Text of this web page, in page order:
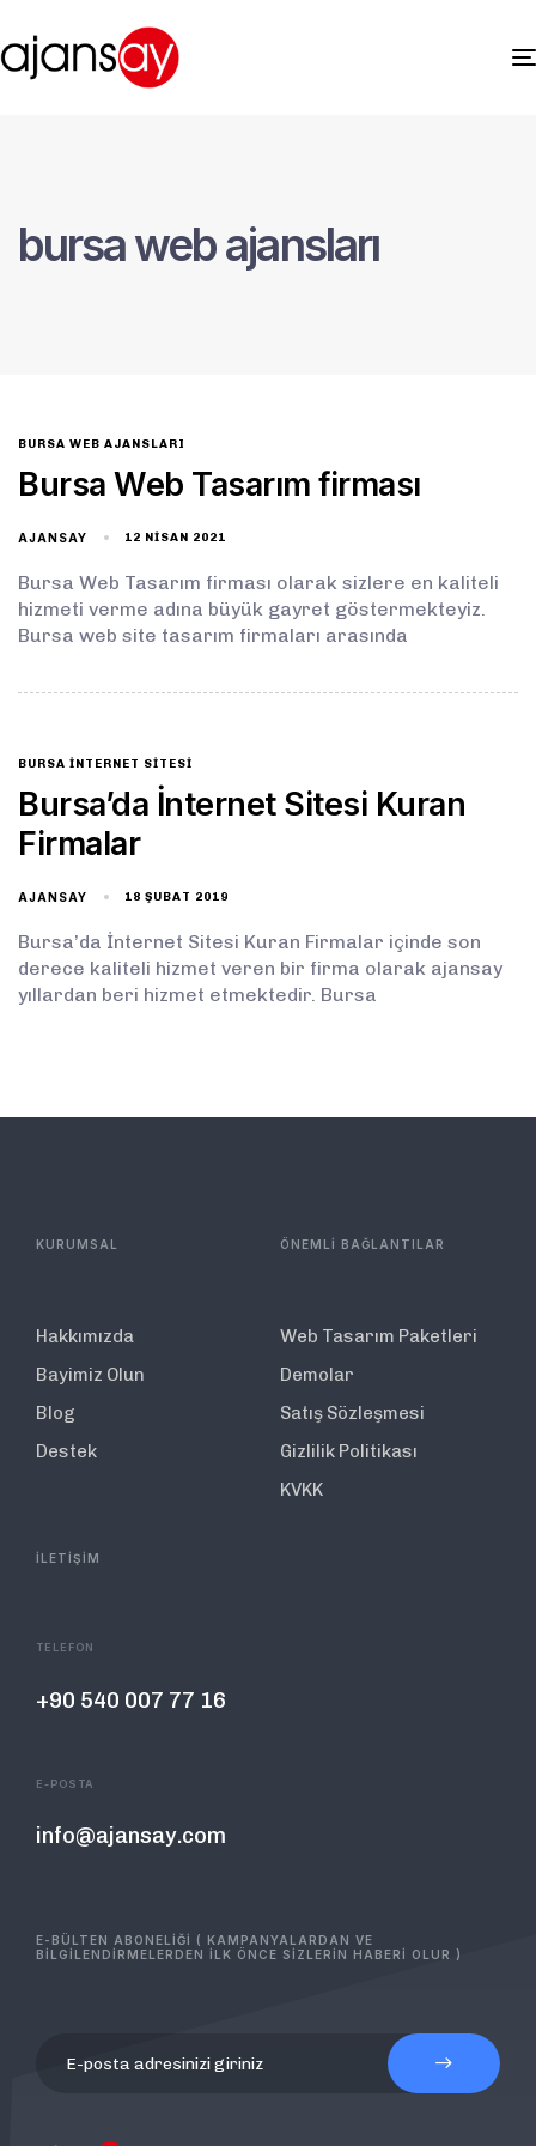
bursa web ajansları
BURSA WEB AJANSLARI
Bursa Web Tasarım firması
AJANSAY 12 NISAN 2021
Bursa Web Tasarım firması olarak sizlere en kaliteli
hizmeti verme adına büyük gayret göstermekteyiz.
Bursa web site tasarım firmaları arasında
BURSA INTERNET SITESI
Bursa’da İnternet Sitesi Kuran
Firmalar
AJANSAY 18 ŞUBAT 2019
Bursa’da İnternet Sitesi Kuran Firmalar içinde son
derece kaliteli hizmet veren bir firma olarak ajansay
yıllardan beri hizmet etmektedir. Bursa
KURUMSAL
Hakkımızda
Bayimiz Olun
Blog
Destek
ÖNEMLİ BAĞLANTILAR
Web Tasarım Paketleri
Demolar
Satış Sözleşmesi
Gizlilik Politikası
KVKK
İLETİŞİM
TELEFON
+90 540 007 77 16
E-POSTA
info@ajansay.com
E-BÜLTEN ABONELİĞİ ( KAMPANYALARDAN VE
BİLGİLENDİRMELERDEN İLK ÖNCE SİZLERİN HABERİ OLUR )